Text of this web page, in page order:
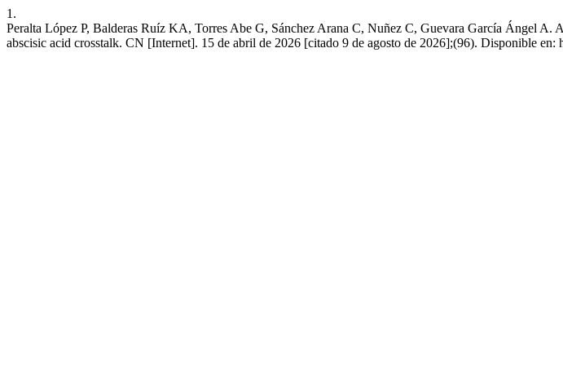
1.
Peralta López P, Balderas Ruíz KA, Torres Abe G, Sánchez Arana C, Nuñez C, Guevara García Ángel
abscisic acid crosstalk. CN [Internet]. 15 de abril de 2026 [citado 9 de agosto de 2026];(96). Disponible